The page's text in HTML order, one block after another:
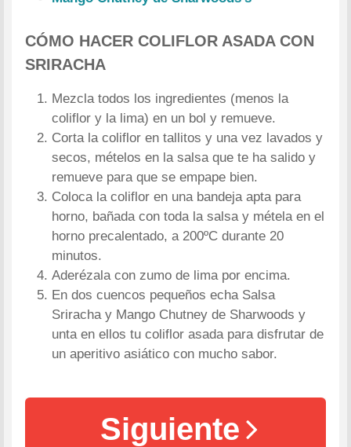
CÓMO HACER COLIFLOR ASADA CON
SRIRACHA
Mezcla todos los ingredientes (menos la
coliflor y la lima) en un bol y remueve.
Corta la coliflor en tallitos y una vez lavados y
secos, mételos en la salsa que te ha salido y
remueve para que se empape bien.
Coloca la coliflor en una bandeja apta para
horno, bañada con toda la salsa y métela en el
horno precalentado, a 200ºC durante 20
minutos.
Aderézala con zumo de lima por encima.
En dos cuencos pequeños echa Salsa
Sriracha y Mango Chutney de Sharwoods y
unta en ellos tu coliflor asada para disfrutar de
un aperitivo asiático con mucho sabor.
Siguiente